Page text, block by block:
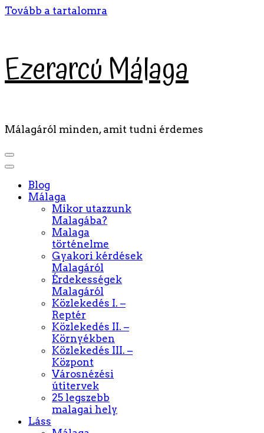
Tovább a tartalomra
Ezerarcú Málaga
Málagáról minden, amit tudni érdemes
Blog
Málaga
Mikor utazzunk
Malagába?
Malaga
történelme
Gyakori kérdések
Malagáról
Érdekességek
Malagáról
Közlekedés I. –
Reptér
Közlekedés II. –
Környékben
Közlekedés III. –
Központ
Városnézési
útitervek
25 legszebb
malagai hely
Láss